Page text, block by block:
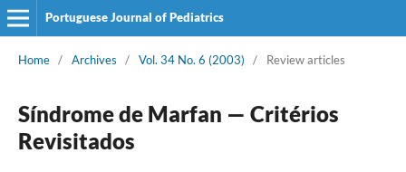
Portuguese Journal of Pediatrics
Home / Archives / Vol. 34 No. 6 (2003) / Review articles
Síndrome de Marfan — Critérios
Revisitados